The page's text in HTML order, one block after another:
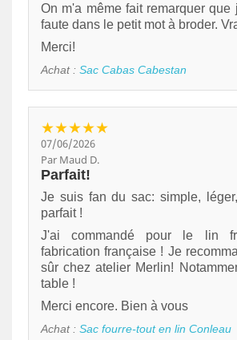
On m'a même fait remarquer que
faute dans le petit mot à broder.
Merci!
Achat : Sac Cabas Cabestan
★★★★★
07/06/2026
Par Maud D.
Parfait!
Je suis fan du sac: simple,
parfait !
J'ai commandé pour le lin
fabrication française ! Je
sûr chez atelier Merlin!
table !
Merci encore. Bien à vous
Achat : Sac fourre-tout en lin Conleau